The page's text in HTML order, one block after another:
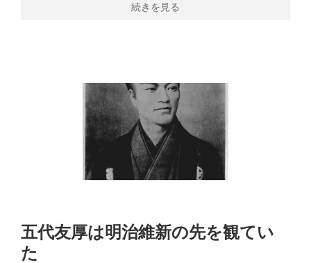
続きを見る
五代友厚は明治維新の先を観てい
た